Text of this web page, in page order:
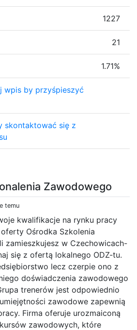
Zawodowego
temu
kwalifikacje na rynku pracy
Ośrodka Szkolenia
zamieszkujesz w Czechowicach-
się z ofertą lokalnego ODZ-tu.
lecz czerpie ono z
doświadczenia zawodowego
trenerów jest odpowiednio
zawodowe zapewnią
Firma oferuje urozmaiconą
zawodowych, które
1227
21
1.71%
wpis by przyśpieszyć
skontaktować się z